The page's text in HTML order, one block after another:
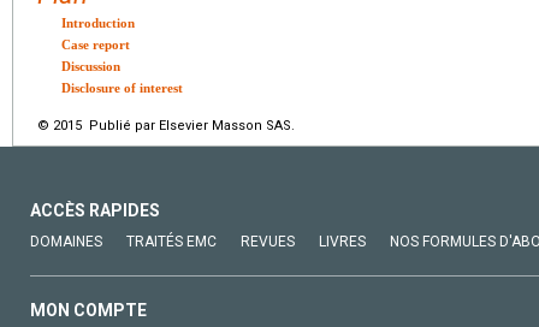
Introduction
Case report
Discussion
Disclosure of interest
© 2015 Publié par Elsevier Masson SAS.
ACCÈS RAPIDES
DOMAINES TRAITÉS EMC REVUES LIVRES NOS FORMULES
MON COMPTE